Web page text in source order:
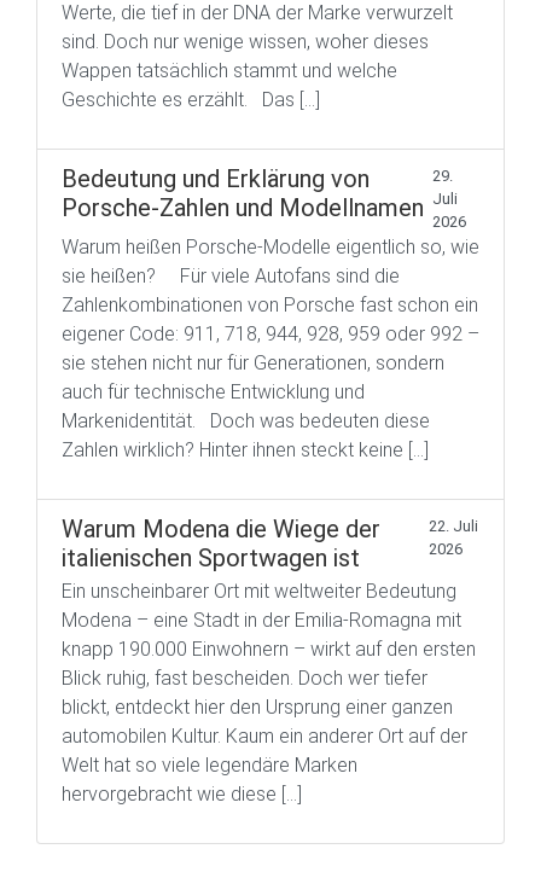
Werte, die tief in der DNA der Marke verwurzelt
sind. Doch nur wenige wissen, woher dieses
Wappen tatsächlich stammt und welche
Geschichte es erzählt. Das […]
Bedeutung und Erklärung von
Porsche-Zahlen und Modellnamen
29.
Juli
2026
Warum heißen Porsche-Modelle eigentlich so, wie
sie heißen? Für viele Autofans sind die
Zahlenkombinationen von Porsche fast schon ein
eigener Code: 911, 718, 944, 928, 959 oder 992 –
sie stehen nicht nur für Generationen, sondern
auch für technische Entwicklung und
Markenidentität. Doch was bedeuten diese
Zahlen wirklich? Hinter ihnen steckt keine […]
Warum Modena die Wiege der
italienischen Sportwagen ist
22. Juli
2026
Ein unscheinbarer Ort mit weltweiter Bedeutung
Modena – eine Stadt in der Emilia-Romagna mit
knapp 190.000 Einwohnern – wirkt auf den ersten
Blick ruhig, fast bescheiden. Doch wer tiefer
blickt, entdeckt hier den Ursprung einer ganzen
automobilen Kultur. Kaum ein anderer Ort auf der
Welt hat so viele legendäre Marken
hervorgebracht wie diese […]